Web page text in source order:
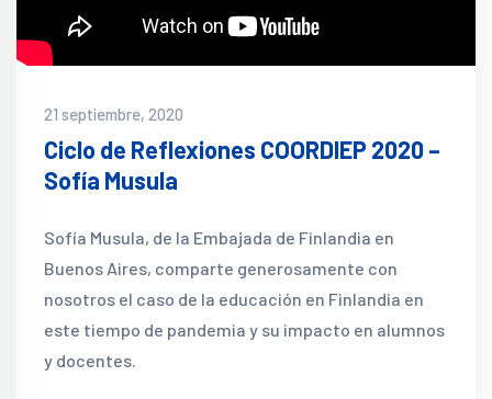
21 septiembre, 2020
Ciclo de Reflexiones COORDIEP 2020 –
Sofía Musula
Sofía Musula, de la Embajada de Finlandia en
Buenos Aires, comparte generosamente con
nosotros el caso de la educación en Finlandia en
este tiempo de pandemia y su impacto en alumnos
y docentes.